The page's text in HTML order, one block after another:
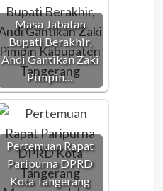
Masa Jabatan
Bupati Berakhir,
Andi Gantikan Zaki
Pimpin…
Pertemuan Rapat
Paripurna DPRD
Kota Tangerang